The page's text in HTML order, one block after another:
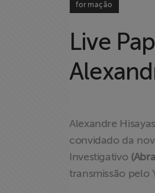
formação
Live
Alexandre
convidado da
Investigativo
transmissão pelo